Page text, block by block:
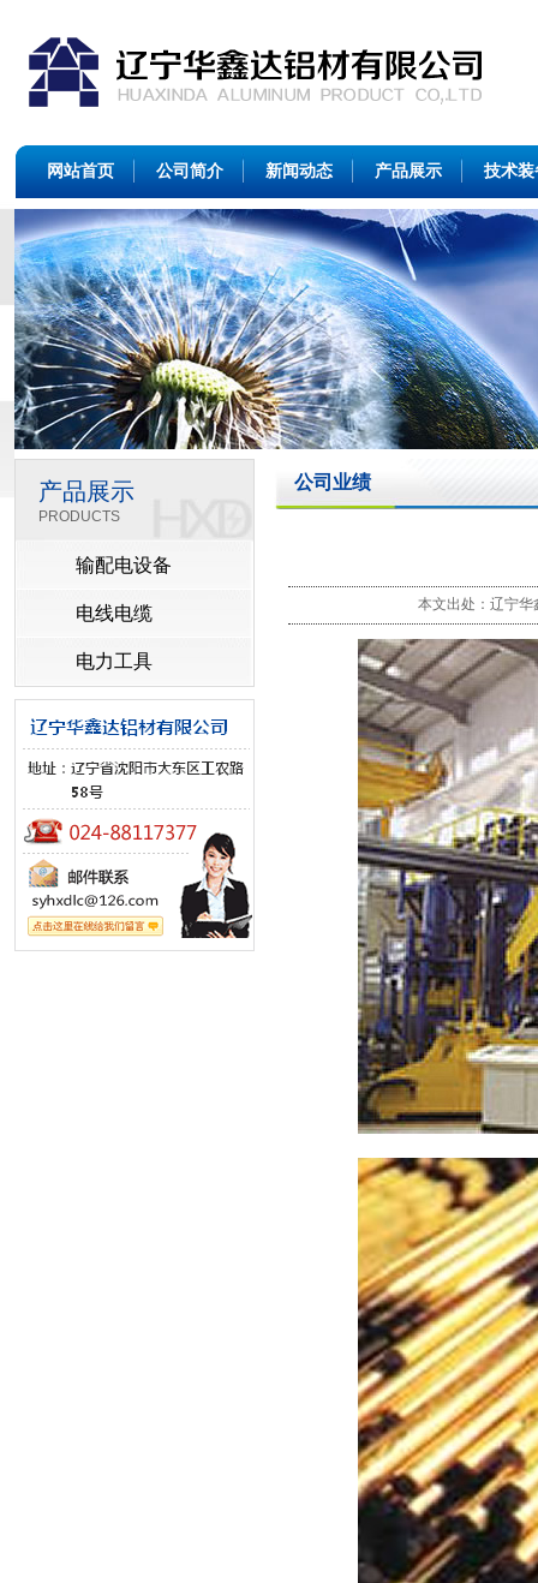
网站首页 公司简介 新闻动态 产品展示 技术装
产品展示
PRODUCTS
输配电设备
电线电缆
电力工具
公司业绩
本文出处：辽宁